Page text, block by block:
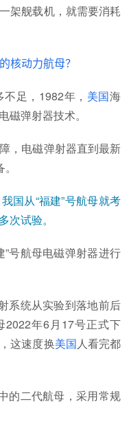
架舰载机，就需要消耗
足，1982年， 美国海
磁弹射器技术。
，电磁弹射器直到最新
国从“福建”号航母就考
次试验。
号航母电磁弹射器进行
系统从实验到落地前后
2022年6月17号正式下
这速度换美国人看完都
的二代航母，采用常规